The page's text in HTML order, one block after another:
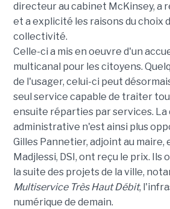
directeur au cabinet McKinsey, a
et a explicité les raisons du choix
collectivité.
Celle-ci a mis en oeuvre d'un
multicanal pour les citoyens.
de l'usager, celui-ci peut
seul service capable de traiter
ensuite réparties par services.
administrative n'est ainsi plus
Gilles Pannetier, adjoint au maire,
Madjlessi, DSI, ont reçu le prix.
la suite des projets de la ville,
Multiservice Très Haut Débit,
numérique de demain.